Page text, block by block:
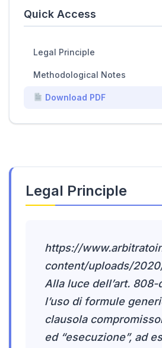
Legal Principle
https://
content/uploads/
Alla luce dell’art.
l’uso di formule
clausola
ed “esecuzione”, ad
Quick Access
Legal Principle
Methodological Notes
Download PDF